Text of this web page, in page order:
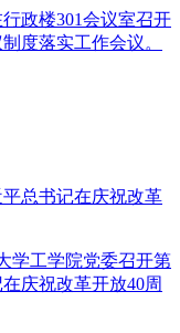
政楼301会议室召开
度落实工作会议。
总书记在庆祝改革
学工学院党委召开第
庆祝改革开放40周